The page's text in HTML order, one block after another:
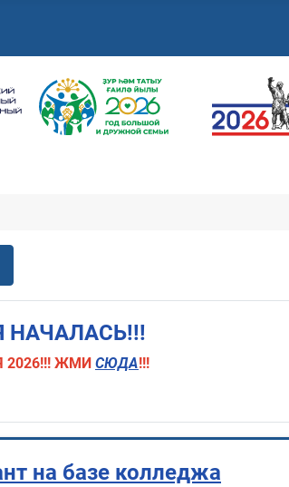
ЖМИ СЮДА!!!
на базе колледжа